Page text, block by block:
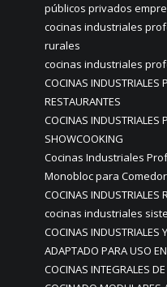
públicos privados
cocinas industriales
rurales
cocinas industriales
COCINAS INDUSTRIALES
RESTAURANTES
COCINAS INDUSTRIALES
SHOWCOOKING
Cocinas Industriales
Monobloc para
COCINAS INDUSTRIALES
cocinas industriales
COCINAS INDUSTRIALES
ADAPTADO PARA USO
COCINAS INTEGRALES